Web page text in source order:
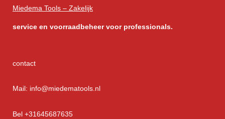
Miedema Tools – Zakelijk
service en voorraadbeheer voor professionals.
contact
Mail: info@miedematools.nl
Bel +31645687635